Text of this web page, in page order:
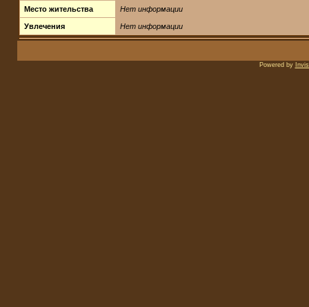
Место жительства Нет информации
Увлечения Нет информации
Powered by